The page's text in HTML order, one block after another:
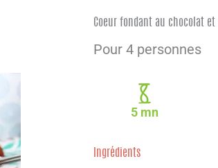
Coeur fondant au chocolat et
Pour 4 personnes
5 mn
Ingrédients